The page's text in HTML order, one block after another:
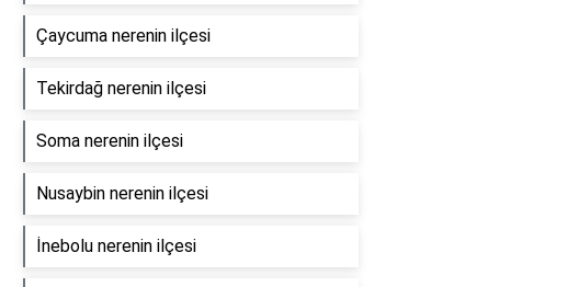
Çaycuma nerenin ilçesi
Tekirdağ nerenin ilçesi
Soma nerenin ilçesi
Nusaybin nerenin ilçesi
İnebolu nerenin ilçesi